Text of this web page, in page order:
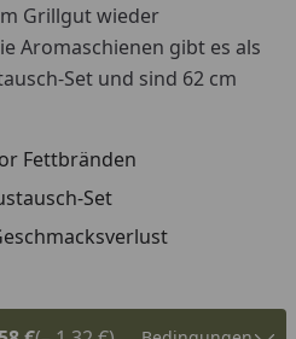
Grillgut wieder
Aromaschienen gibt es als
Set und sind 62 cm
Fettbränden
Set